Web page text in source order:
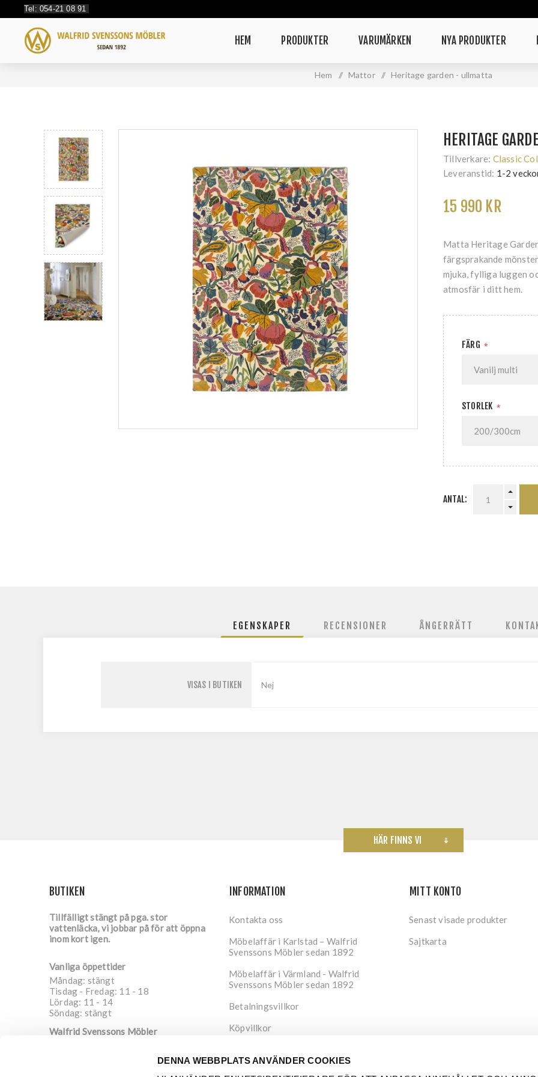
DENNA WEBBPLATS ANVÄNDER COOKIES
Tel: 054-21 08 91
HEM PRODUKTER VARUMÄRKEN NYA PRODUKTER
Hem / Mattor / Heritage garden - ullmatta
HERITAGE
Tillverkare: Classic
Leveranstid: 1-2
15 990 KR
Matta Heritage
färgsprakande
mjuka, fylliga luggen
atmosfär i ditt hem.
FÄRG *
STORLEK *
ANTAL:
EGENSKAPER RECENSIONER ÅNGERRÄTT
VISAS I BUTIKEN Nej
HÄR FINNS VI
BUTIKEN
Tillfälligt stängt på pga. stor
vattenläcka, vi jobbar på för att öppna
inom kort igen.
Vanliga öppettider
Måndag: stängt
Tisdag - Fredag: 11 - 18
Lördag: 11 - 14
Söndag: stängt
Walfrid Svenssons Möbler
INFORMATION
Kontakta oss
Möbelaffär i Karlstad – Walfrid
Svenssons Möbler sedan 1892
Möbelaffär i Värmland - Walfrid
Svenssons Möbler sedan 1892
Betalningsvillkor
Köpvillkor
MITT KONTO
Senast visade produkter
Sajtkarta